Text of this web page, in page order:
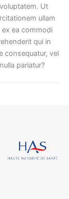
Ut
ullam
ea commodi
qui in
consequatur, vel
pariatur?